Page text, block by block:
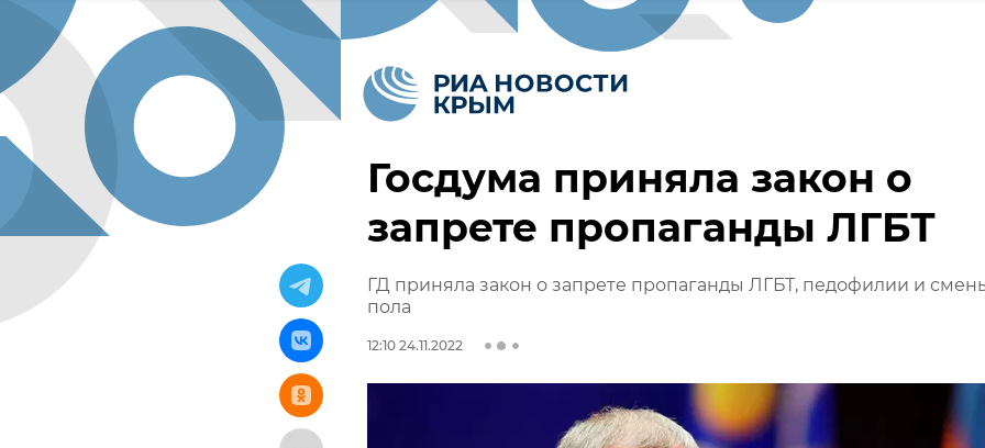
Госдума приняла закон о
запрете пропаганды ЛГБТ
ГД приняла закон о запрете пропаганды ЛГБТ, педофилии и
пола
12:10 24.11.2022